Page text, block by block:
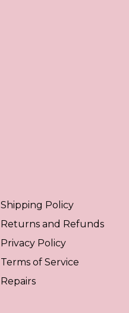
Shipping Policy
Returns and Refunds
Privacy Policy
Terms of Service
Repairs